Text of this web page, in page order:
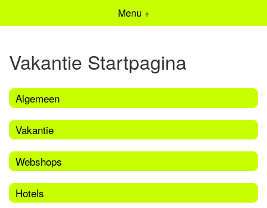
Menu +
Vakantie Startpagina
Algemeen
Vakantie
Webshops
Hotels